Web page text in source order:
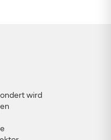
wird